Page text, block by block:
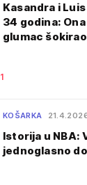
Kasandra i
34 godina:
glumac
1
KOŠARKA
Istorija u NBA:
jednoglasno